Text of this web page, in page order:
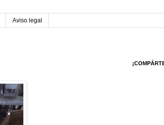
Aviso legal